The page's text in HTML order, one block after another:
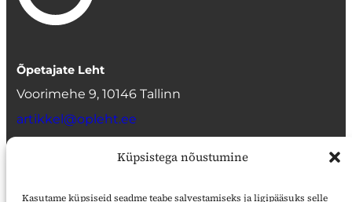
Küpsistega nõustumine
Kasutame küpsiseid seadme teabe salvestamiseks ja ligipääsuks selle
Õpetajate Leht
Voorimehe 9, 10146 Tallinn
artikkel@opleht.ee